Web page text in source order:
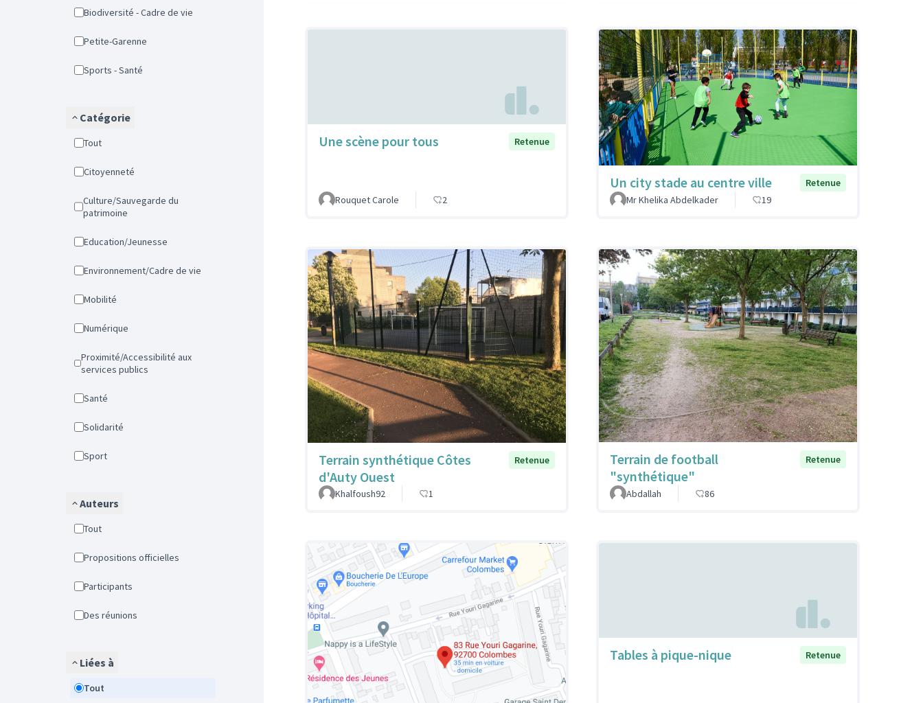
Biodiversité - Cadre de vie
Petite-Garenne
Sports - Santé
Catégorie
Tout
Citoyenneté
Culture/Sauvegarde du
patrimoine
Education/Jeunesse
Environnement/Cadre de vie
Mobilité
Numérique
Proximité/Accessibilité aux
services publics
Santé
Solidarité
Sport
Auteurs
Tout
Propositions officielles
Participants
Des réunions
Liées à
Tout
Une scène pour tous Retenue
Rouquet Carole 2
Un city stade au centre ville
Retenue
Mr Khelika Abdelkader
19
Terrain synthétique Côtes
d'Auty Ouest
Retenue
Khalfoush92 1
Terrain de football
"synthétique"
Retenue
Abdallah 86
Tables à pique-nique Retenue